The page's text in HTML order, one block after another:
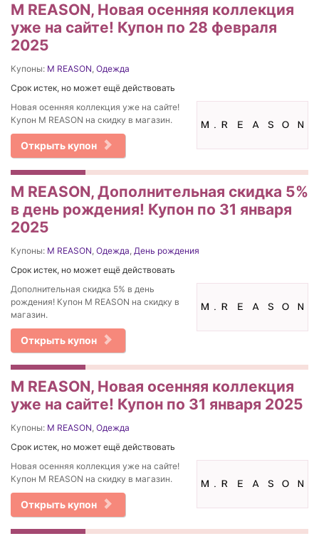
M REASON, Новая осенняя коллекция
уже на сайте! Купон по 28 февраля
2025
Купоны: M REASON, Одежда
Срок истек, но может ещё действовать
Новая осенняя коллекция уже на сайте!
Купон M REASON на скидку в магазин.
Открыть купон
M REASON, Дополнительная скидка 5%
в день рождения! Купон по 31 января
2025
Купоны: M REASON, Одежда, День рождения
Срок истек, но может ещё действовать
Дополнительная скидка 5% в день
рождения! Купон M REASON на скидку в
магазин.
Открыть купон
M REASON, Новая осенняя коллекция
уже на сайте! Купон по 31 января 2025
Купоны: M REASON, Одежда
Срок истек, но может ещё действовать
Новая осенняя коллекция уже на сайте!
Купон M REASON на скидку в магазин.
Открыть купон